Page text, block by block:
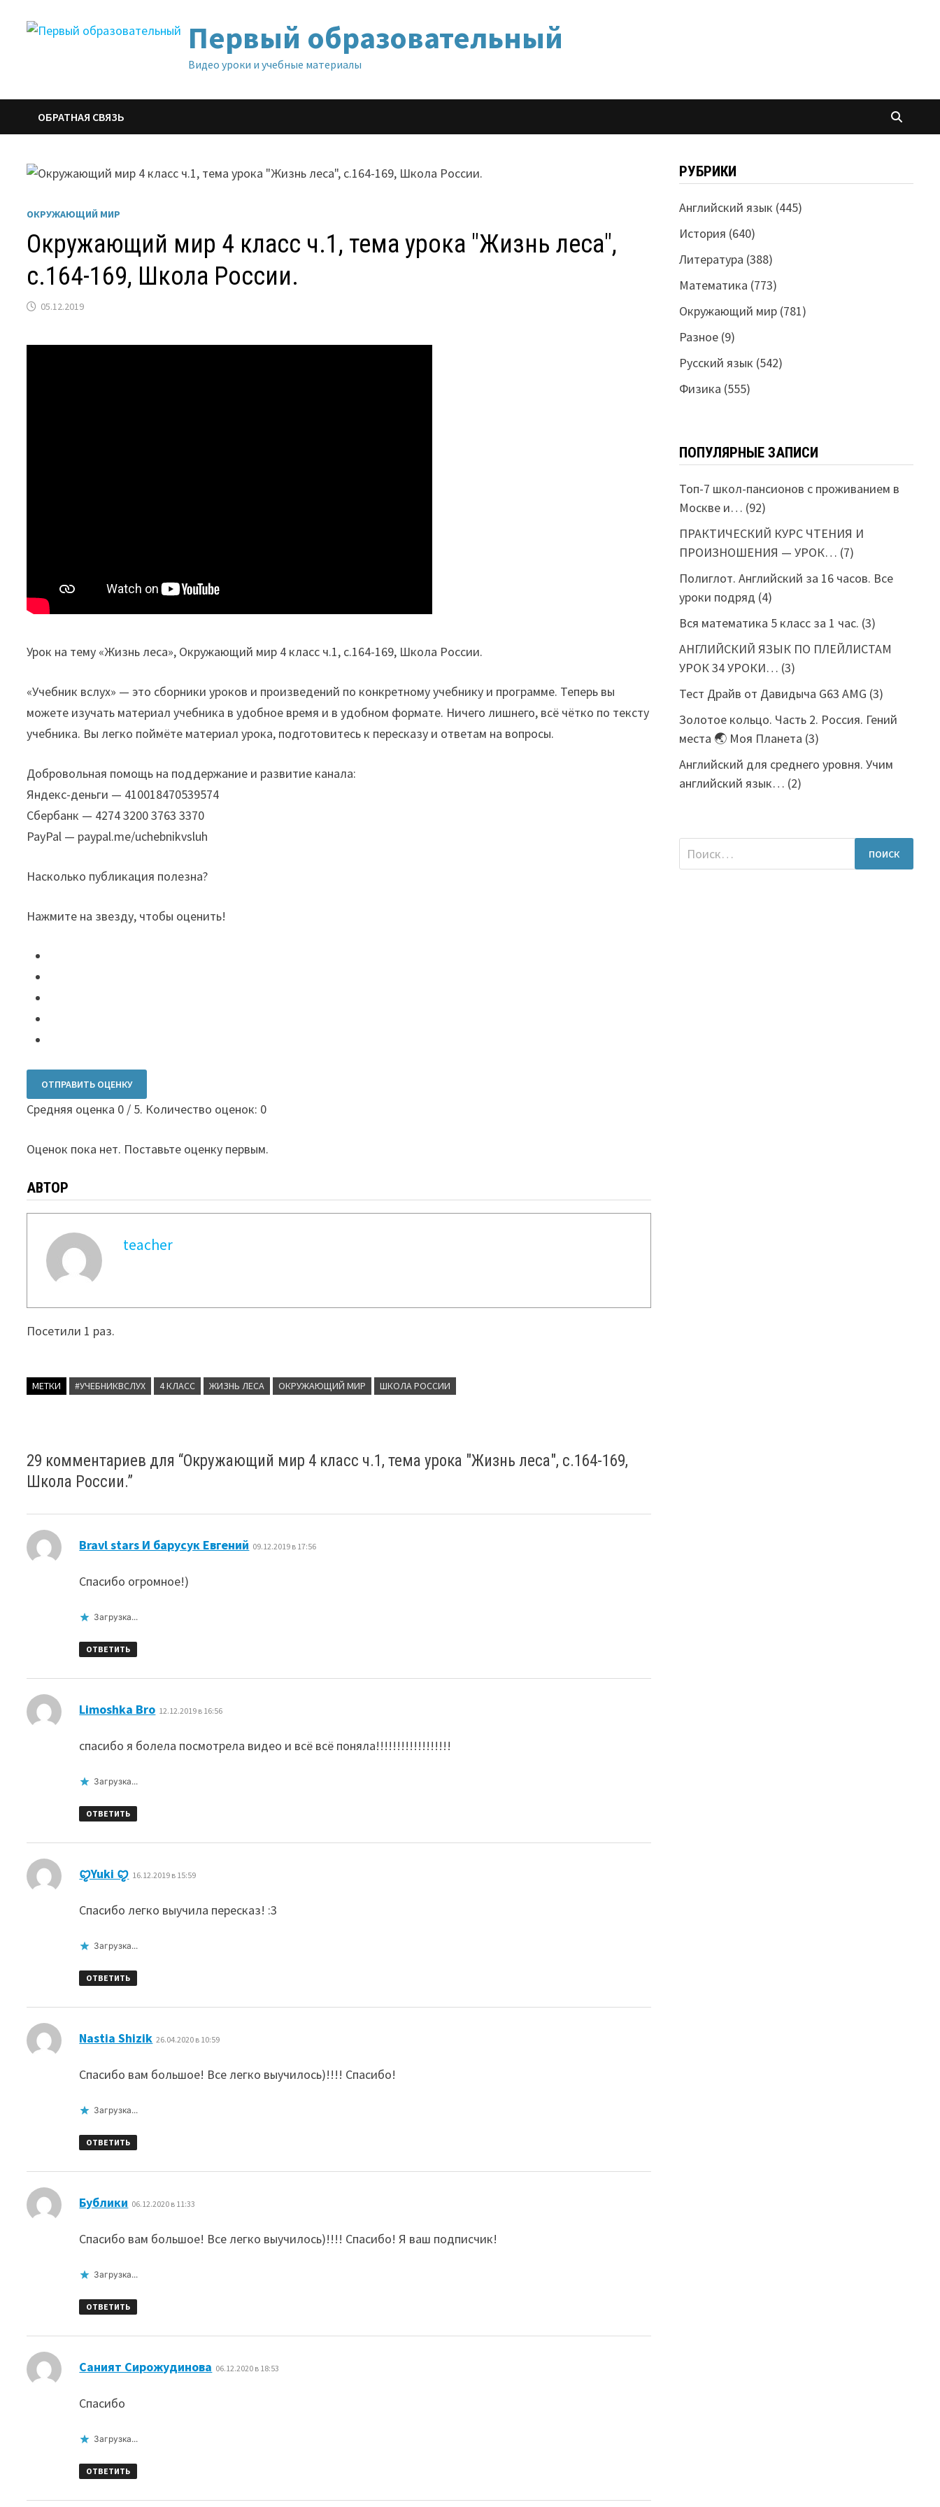
Первый образовательный
Видео уроки и учебные материалы
ОБРАТНАЯ СВЯЗЬ
ОКРУЖАЮЩИЙ МИР
Окружающий мир 4 класс ч.1, тема урока "Жизнь леса",
с.164-169, Школа России.
05.12.2019
Урок на тему «Жизнь леса», Окружающий мир 4 класс ч.1, с.164-169, Школа России.
«Учебник вслух» — это сборники уроков и произведений по конкретному учебнику и программе. Теперь вы
можете изучать материал учебника в удобное время и в удобном формате. Ничего лишнего, всё чётко по тексту
учебника. Вы легко поймёте материал урока, подготовитесь к пересказу и ответам на вопросы.
Добровольная помощь на поддержание и развитие канала:
Яндекс-деньги — 410018470539574
Сбербанк — 4274 3200 3763 3370
PayPal — paypal.me/uchebnikvsluh
Насколько публикация полезна?
Нажмите на звезду, чтобы оценить!
ОТПРАВИТЬ ОЦЕНКУ
Средняя оценка 0 / 5. Количество оценок: 0
Оценок пока нет. Поставьте оценку первым.
АВТОР
teacher
Посетили 1 раз.
МЕТКИ #УЧЕБНИКВСЛУХ 4 КЛАСС ЖИЗНЬ ЛЕСА ОКРУЖАЮЩИЙ МИР ШКОЛА РОССИИ
29 комментариев для “Окружающий мир 4 класс ч.1, тема урока "Жизнь леса", с.164-169,
Школа России.”
Bravl stars И барусук Евгений 09.12.2019 в 17:56
Спасибо огромное!)
Загрузка...
ОТВЕТИТЬ
Limoshka Bro 12.12.2019 в 16:56
спасибо я болела посмотрела видео и всё всё поняла!!!!!!!!!!!!!!!!!!
Загрузка...
ОТВЕТИТЬ
ꨄYuki ꨄ 16.12.2019 в 15:59
Спасибо легко выучила пересказ! :3
Загрузка...
ОТВЕТИТЬ
Nastia Shizik 26.04.2020 в 10:59
Спасибо вам большое! Все легко выучилось)!!!! Спасибо!
Загрузка...
ОТВЕТИТЬ
Бублики 06.12.2020 в 11:33
Спасибо вам большое! Все легко выучилось)!!!! Спасибо! Я ваш подписчик!
Загрузка...
ОТВЕТИТЬ
Саният Сирожудинова 06.12.2020 в 18:53
Спасибо
Загрузка...
ОТВЕТИТЬ
РУБРИКИ
Английский язык (445)
История (640)
Литература (388)
Математика (773)
Окружающий мир(781)
Разное(9)
Русский язык (542)
Физика (555)
ПОПУЛЯРНЫЕ ЗАПИСИ
Топ-7 школ-пансионов с проживанием в
Москве и… (92)
ПРАКТИЧЕСКИЙ КУРС ЧТЕНИЯ И
ПРОИЗНОШЕНИЯ — УРОК… (7)
Полиглот. Английский за 16 часов. Все
уроки подряд (4)
Вся математика 5 класс за 1 час. (3)
АНГЛИЙСКИЙ ЯЗЫК ПО ПЛЕЙЛИСТАМ
УРОК 34 УРОКИ… (3)
Тест Драйв от Давидыча G63 AMG (3)
Золотое кольцо. Часть 2. Россия. Гений
места 🌏 Моя Планета (3)
Английский для среднего уровня. Учим
английский язык… (2)
Найти: